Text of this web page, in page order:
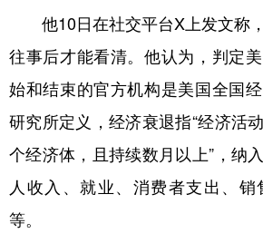
访谈 视频 图片
法律 中央文件 金融
食品 人居 信息
学术中国 乡村振兴 银龄
他10日在社交平台X上发文称，
往事后才能看清。他认为，判定
始和结束的官方机构是美国全国
研究所定义，经济衰退指“经济活
个经济体，且持续数月以上”，纳
人收入、就业、消费者支出、
等。